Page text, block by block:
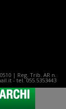
| Reg. Trib. AR n.
- tel. 055.5353443